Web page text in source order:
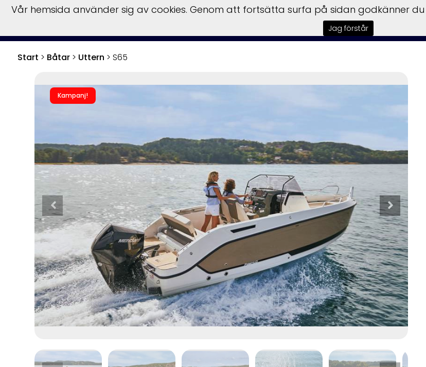
Säljförmedling Båttrailer
Start > Båtar> Uttern > S65
Kampanj!
Vår hemsida använder sig av cookies. Genom att fortsätta surfa på sidan godkänner
Jag förstår